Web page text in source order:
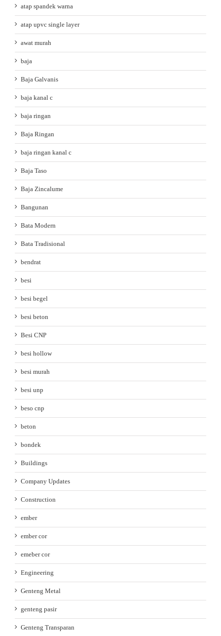
atap spandek warna
atap upvc single layer
awat murah
baja
Baja Galvanis
baja kanal c
baja ringan
Baja Ringan
baja ringan kanal c
Baja Taso
Baja Zincalume
Bangunan
Bata Modern
Bata Tradisional
bendrat
besi
besi begel
besi beton
Besi CNP
besi hollow
besi murah
besi unp
beso cnp
beton
bondek
Buildings
Company Updates
Construction
ember
ember cor
emeber cor
Engineering
Genteng Metal
genteng pasir
Genteng Transparan